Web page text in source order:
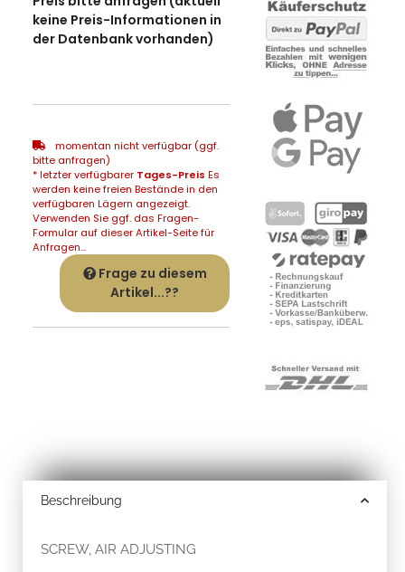
keine Preis-Informationen in
der Datenbank vorhanden)
momentan nicht verfügbar (ggf.
bitte anfragen)
* letzter verfügbarer Tages-Preis Es
werden keine freien Bestände in den
verfügbaren Lägern angezeigt.
Verwenden Sie ggf. das Fragen-
Formular auf dieser Artikel-Seite für
Anfragen...
Frage zu diesem
Artikel...??
Beschreibung
SCREW, AIR ADJUSTING